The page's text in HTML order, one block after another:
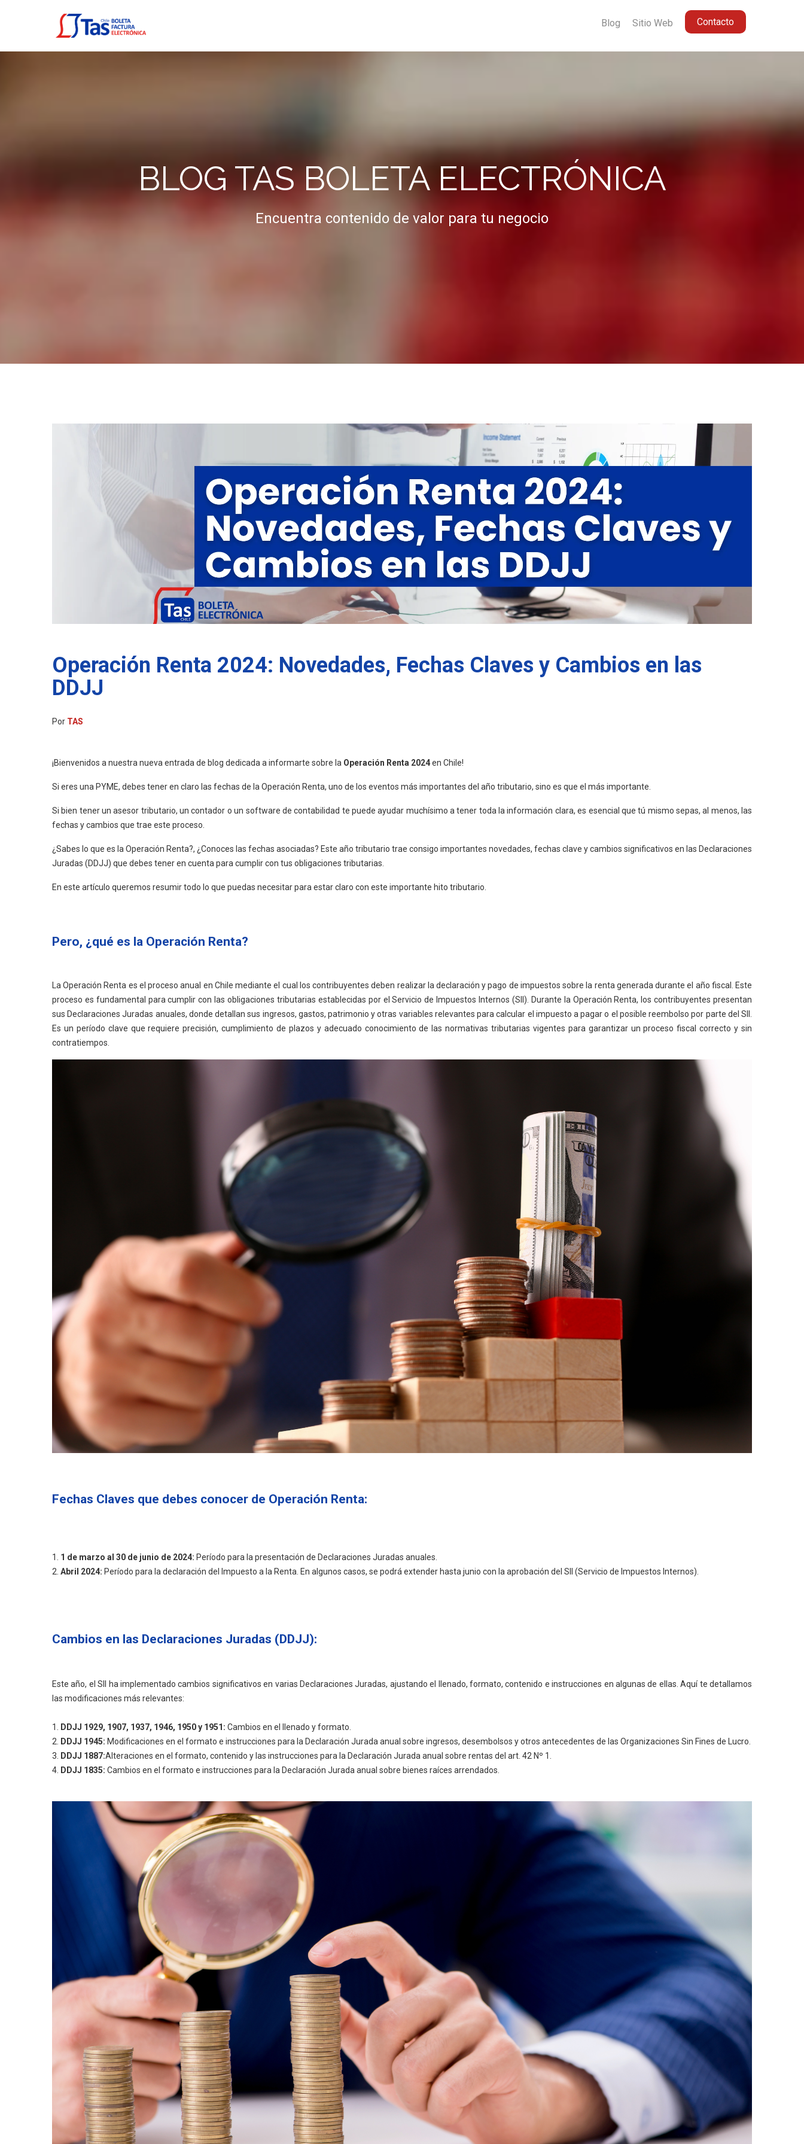
Blog Sitio Web Contacto
BLOG TAS BOLETA ELECTRÓNICA
Encuentra contenido de valor para tu negocio
Operación Renta 2024: Novedades, Fechas Claves y Cambios en las
DDJJ
Por TAS
¡Bienvenidos a nuestra nueva entrada de blog dedicada a informarte sobre la Operación Renta 2024en Chile!
Si eres una PYME, debes tener en claro las fechas de la Operación Renta, uno de los eventos más importantes del año tributario, sino es que el más importante.
Si bien tener un asesor tributario, un contador o un software de contabilidad te puede ayudar muchísimo a tener toda la información clara, es esencial que tú mismo sepas, al menos, las
fechas y cambios que trae este proceso.
¿Sabes lo que es la Operación Renta?, ¿Conoces las fechas asociadas? Este año tributario trae consigo importantes novedades, fechas clave y cambios significativos en las Declaraciones
Juradas (DDJJ) que debes tener en cuenta para cumplir con tus obligaciones tributarias.
En este artículo queremos resumir todo lo que puedas necesitar para estar claro con este importante hito tributario.
Pero, ¿qué es la Operación Renta?
La Operación Renta es el proceso anual en Chile mediante el cual los contribuyentes deben realizar la declaración y pago de impuestos sobre la renta generada durante el año fiscal. Este
proceso es fundamental para cumplir con las obligaciones tributarias establecidas por el Servicio de Impuestos Internos (SII). Durante la Operación Renta, los contribuyentes presentan
sus Declaraciones Juradas anuales, donde detallan sus ingresos, gastos, patrimonio y otras variables relevantes para calcular el impuesto a pagar o el posible reembolso por parte del SII.
Es un período clave que requiere precisión, cumplimiento de plazos y adecuado conocimiento de las normativas tributarias vigentes para garantizar un proceso fiscal correcto y sin
contratiempos.
Fechas Claves que debes conocer de Operación Renta:
1. 1 de marzo al 30 de junio de 2024: Período para la presentación de Declaraciones Juradas anuales.
2. Abril 2024: Período para la declaración del Impuesto a la Renta. En algunos casos, se podrá extender hasta junio con la aprobación del SII (Servicio de Impuestos Internos).
Cambios en las Declaraciones Juradas (DDJJ):
Este año, el SII ha implementado cambios significativos en varias Declaraciones Juradas, ajustando el llenado, formato, contenido e instrucciones en algunas de ellas. Aquí te detallamos
las modificaciones más relevantes:
1. DDJJ 1929, 1907, 1937, 1946, 1950 y 1951: Cambios en el llenado y formato.
2. DDJJ 1945: Modificaciones en el formato e instrucciones para la Declaración Jurada anual sobre ingresos, desembolsos y otros antecedentes de las Organizaciones Sin Fines de Lucro.
3. DDJJ 1887:Alteraciones en el formato, contenido y las instrucciones para la Declaración Jurada anual sobre rentas del art. 42 Nº 1.
4. DDJJ 1835: Cambios en el formato e instrucciones para la Declaración Jurada anual sobre bienes raíces arrendados.